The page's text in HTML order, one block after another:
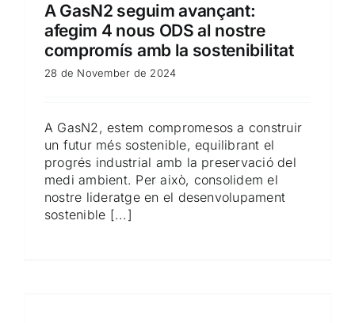
A GasN2 seguim avançant:
afegim 4 nous ODS al nostre
compromís amb la sostenibilitat
28 de November de 2024
A GasN2, estem compromesos a construir
un futur més sostenible, equilibrant el
progrés industrial amb la preservació del
medi ambient. Per això, consolidem el
nostre lideratge en el desenvolupament
sostenible [...]